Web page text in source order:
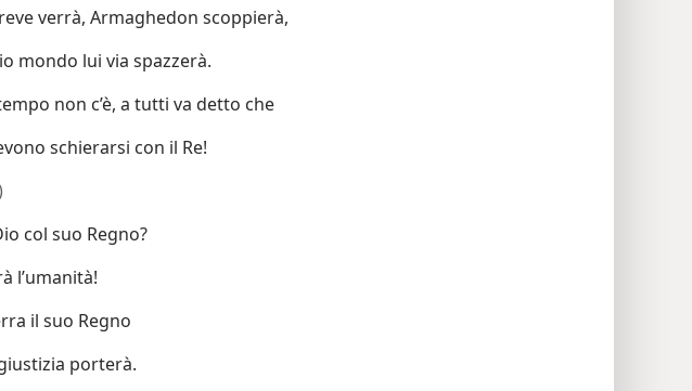
verrà, Armaghedon scoppierà,
mondo lui via spazzerà.
non c’è, a tutti va detto che
schierarsi con il Re!
col suo Regno?
l’umanità!
il suo Regno
porterà.